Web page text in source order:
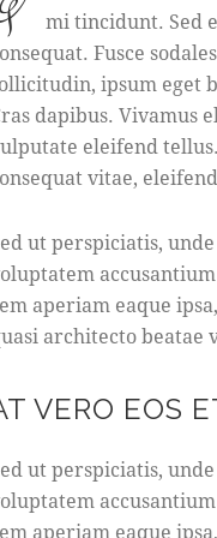
mi tincidunt. Sed
Fusce
ipsum eget
dapibus. Vivamus
eleifend
vitae,
ut perspiciatis,
aperiam eaque
architecto beatae
VERO EOS
ut perspiciatis,
aperiam eaque